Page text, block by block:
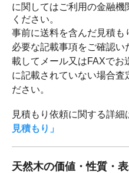
に関してはご利用の金融
ください。
事前に送料を含んだ見積も
必要な記載事項をご確認
載してメール又はFAXでお
に記載されていない場合査
ださい。
見積もり依頼に関する詳細
見積もり」
天然木の価値・性質・